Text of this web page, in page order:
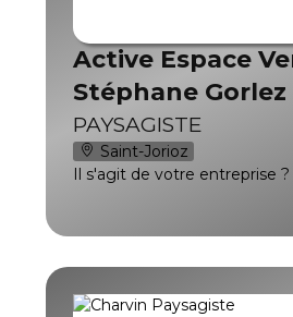
Active Espace
Stéphane Gorlez
PAYSAGISTE
Saint-Jorioz
Il s'agit de votre entreprise ?